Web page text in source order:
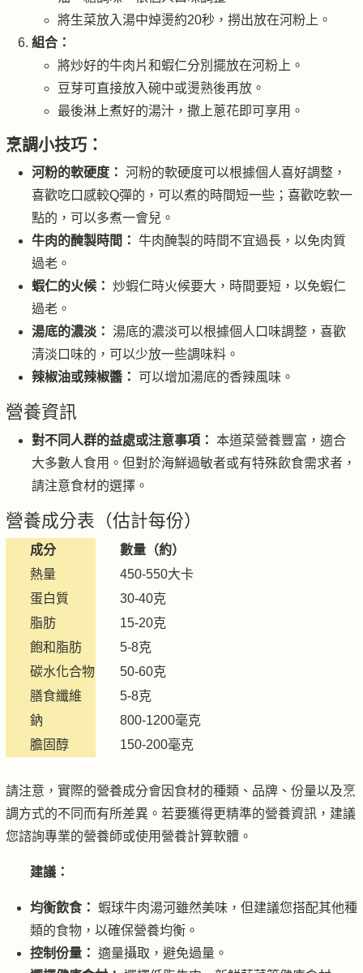
將生菜放入湯中焯燙約20秒，撈出放在河粉上。
組合：
將炒好的牛肉片和蝦仁分別擺放在河粉上。
豆芽可直接放入碗中或燙熟後再放。
最後淋上煮好的湯汁，撒上蔥花即可享用。
烹調小技巧：
河粉的軟硬度： 河粉的軟硬度可以根據個人喜好調整，
喜歡吃口感較Q彈的，可以煮的時間短一些；喜歡吃軟一
點的，可以多煮一會兒。
牛肉的醃製時間： 牛肉醃製的時間不宜過長，以免肉質
過老。
蝦仁的火候： 炒蝦仁時火候要大，時間要短，以免蝦仁
過老。
湯底的濃淡： 湯底的濃淡可以根據個人口味調整，喜歡
清淡口味的，可以少放一些調味料。
辣椒油或辣椒醬：
可以增加湯底的香辣風味。
營養資訊
對不同人群的益處或注意事項： 本道菜營養豐富，適合
大多數人食用。但對於海鮮過敏者或有特殊飲食需求者，
請注意食材的選擇。
營養成分表（估計每份）
成分
數量（約）
熱量
450-550大卡
蛋白質
30-40克
脂肪
15-20克
飽和脂肪
5-8克
碳水化合物
50-60克
膳食纖維
5-8克
鈉
800-1200毫克
膽固醇
150-200毫克
請注意，實際的營養成分會因食材的種類、品牌、份量以及烹
調方式的不同而有所差異。若要獲得更精準的營養資訊，建議
您諮詢專業的營養師或使用營養計算軟體。
建議：
均衡飲食： 蝦球牛肉湯河雖然美味，但建議您搭配其他種
類的食物，以確保營養均衡。
控制份量： 適量攝取，避免過量。